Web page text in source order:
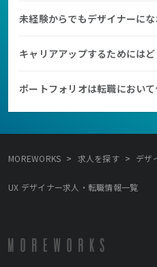
未経験からでもデザイナーに
キャリアアップするためには
ポートフォリオは転職におい
MOREWORKS > 求人を探す > デザ
UX デザイナー求人・転職情報一覧